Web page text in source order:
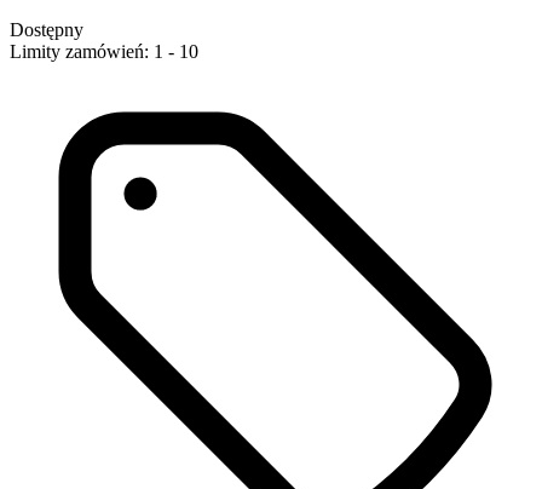
Dostępny
Limity zamówień: 1 - 10